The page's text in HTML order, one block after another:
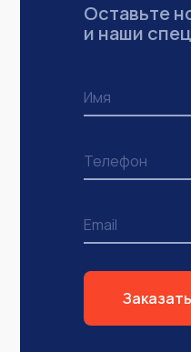
Оставьте
и наши